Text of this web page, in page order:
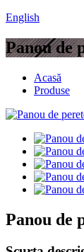
English
Panou de
Acasă
Produse
Panou de